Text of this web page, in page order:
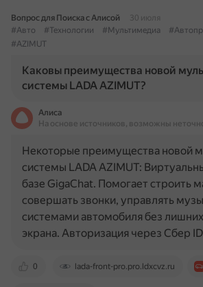
Вопрос для Поиска с Алисой
30 июля
#Авто
#Технологии #Мультимедиа
#AZIMUT
Каковы преимущества новой
системы LADA AZIMUT?
Алиса
На основе источников, возможны
0 lada-front-pro.pro.ldxcvz.ru
Некоторые преимущества новой
системы LADA AZIMUT:
базе GigaChat. Помогает строить
совершать звонки, управлять
системами автомобиля без
экрана. Авторизация через Сбер